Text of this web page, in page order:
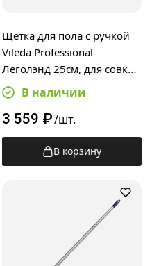
Щетка для пола с ручкой
Vileda Professional
Леголэнд 25см, для совка c
ручкой, 119918
В наличии
3 559 ₽/шт.
В корзину